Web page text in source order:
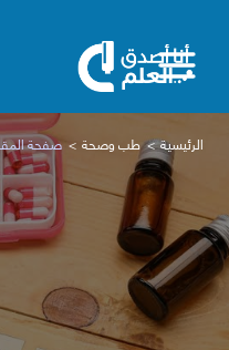
الرئيسية طب وصحة صفحة